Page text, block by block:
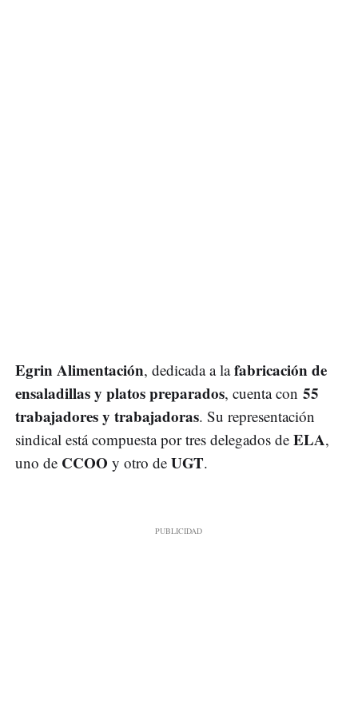
Egrin Alimentación, dedicada a lafabricación de
ensaladillas y platos preparados, cuenta con 55
trabajadores y trabajadoras. Su representación
sindical está compuesta por tres delegados de ELA,
uno de CCOO y otro de UGT.